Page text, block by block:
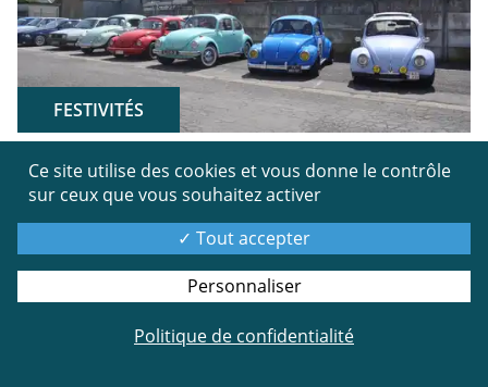
FESTIVITÉS
Ce 14 Mai, la nouvelle association de passionnés
d'automobiles des "Propriétaires de Youngtimers
Renault Ardennais" (P.Y.R.A.), présidée par Thomas
SAUCRAY, a organisé son premier rassemblement de
voitures : la "GESP'AUTO" . A l’inscription ce ne sont
youngtimers qui se sont donnés rendez-vous. Partis à
Ce site utilise des cookies et vous donne le contrôle
sur ceux que vous souhaitez activer
Tout accepter
Personnaliser
Politique de confidentialité